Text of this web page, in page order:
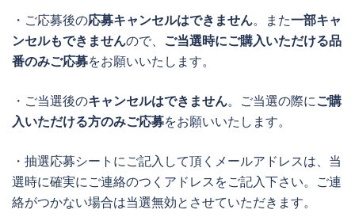
・ご応募後の応募キャンセルはできません。また一部キャ
ンセルもできませんので、 ご当選時にご購入いただける品
番のみご応募をお願いいたします。
・ご当選後のキャンセルはできません。ご当選の際にご購
入いただける方のみご応募をお願いいたします。
・抽選応募シートにご記入して頂くメールアドレスは、当
選時に確実にご連絡のつくアドレスをご記入下さい。ご連
絡がつかない場合は当選無効とさせていただきます。